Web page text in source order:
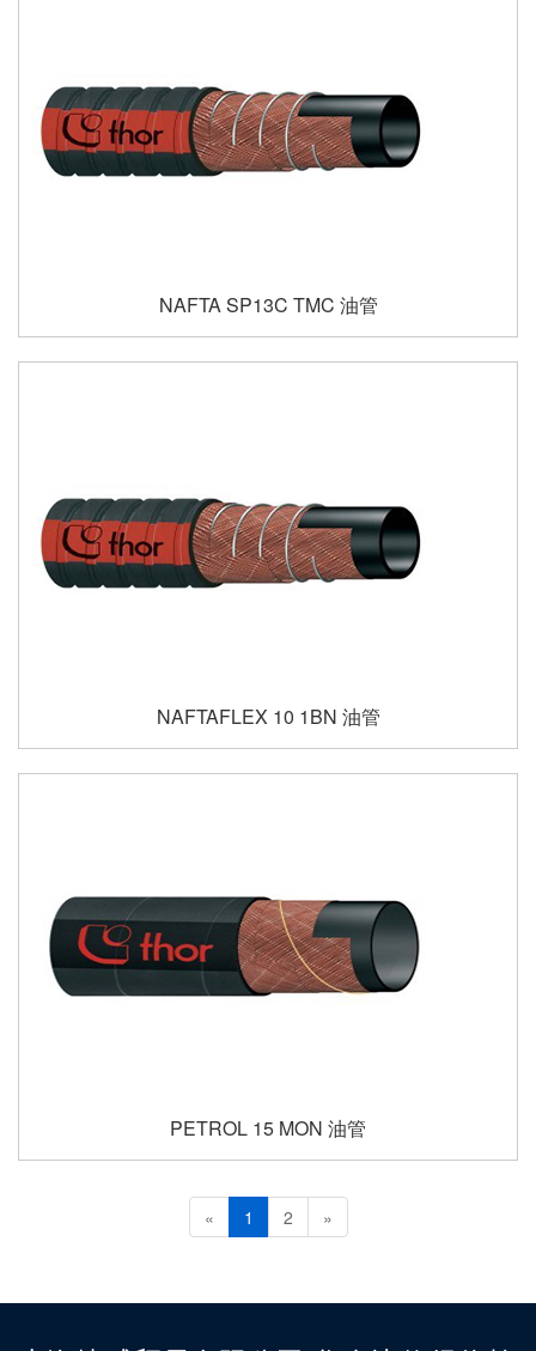
NAFTA SP13C TMC 油管
NAFTAFLEX 10 1BN 油管
PETROL 15 MON 油管
« 1 2 »